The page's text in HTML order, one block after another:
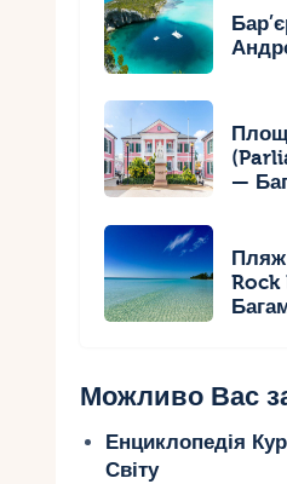
—
Rock
Можливо Вас
Енциклопедія
Світу